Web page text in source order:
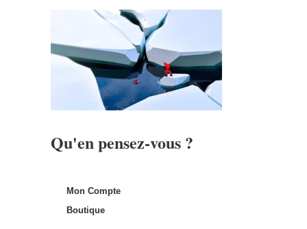
Qu'en pensez-vous ?
Mon Compte
Boutique